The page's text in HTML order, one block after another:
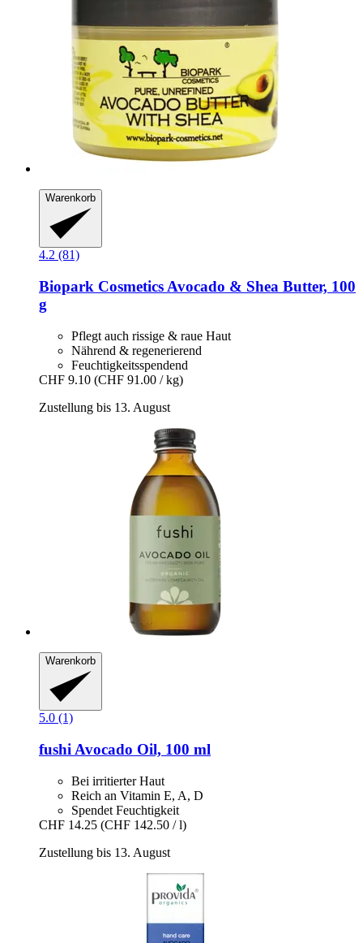
Warenkorb
4.2 (81)
Biopark Cosmetics Avocado & Shea Butter, 100
g
Pflegt auch rissige & raue Haut
Nährend & regenerierend
Feuchtigkeitsspendend
CHF 9.10 (CHF 91.00 / kg)
Zustellung bis 13. August
Warenkorb
5.0 (1)
fushi Avocado Oil, 100 ml
Bei irritierter Haut
Reich an Vitamin E, A, D
Spendet Feuchtigkeit
CHF 14.25 (CHF 142.50 / l)
Zustellung bis 13. August